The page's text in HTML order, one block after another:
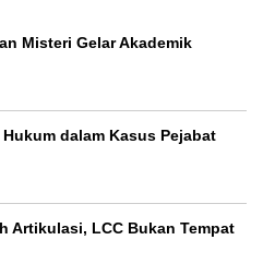
Misteri Gelar Akademik
dalam Kasus Pejabat
Artikulasi, LCC Bukan Tempat